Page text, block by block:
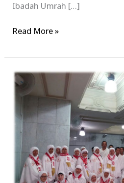
Ibadah Umrah […]
Read More »
Informasi
Seputar
Haji
2018